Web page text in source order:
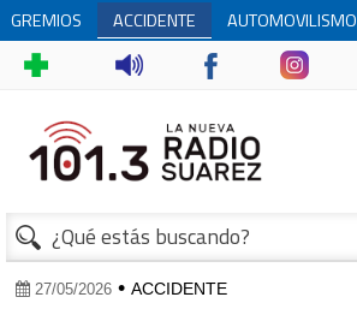
GREMIOS ACCIDENTE AUTOMOVILISMO
27/05/2026• ACCIDENTE